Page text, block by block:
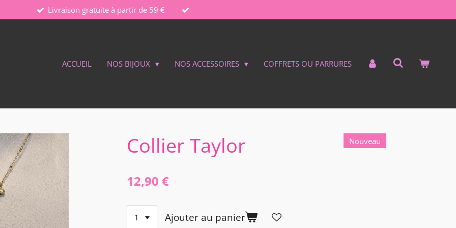
Livraison gratuite à partir de 59 €
ACCUEIL NOS BIJOUX NOS ACCESSOIRES COFFRETS OU PARRURES
Collier Taylor Nouveau
12,90 €
Ajouter au panier